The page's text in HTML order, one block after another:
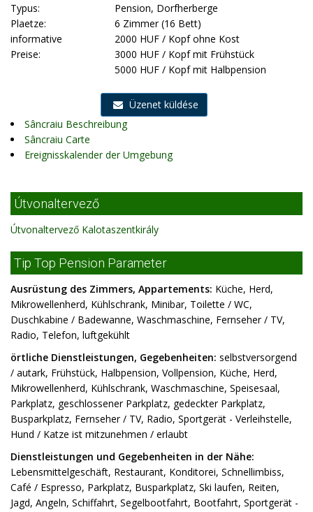
Typus:
Pension, Dorfherberge
Plaetze:
6 Zimmer (16 Bett)
informative
Preise:
2000 HUF / Kopf ohne Kost
3000 HUF / Kopf mit Frühstück
5000 HUF / Kopf mit Halbpension
Üzenet küldése
Sâncraiu Beschreibung
Sâncraiu Carte
Ereignisskalender der Umgebung
Útvonaltervező
Útvonaltervező Kalotaszentkirály
Tip Top Pension Parameter
Ausrüstung des Zimmers, Appartements: Küche, Herd,
Mikrowellenherd, Kühlschrank, Minibar, Toilette / WC,
Duschkabine / Badewanne, Waschmaschine, Fernseher / TV,
Radio, Telefon, luftgekühlt
örtliche Dienstleistungen, Gegebenheiten: selbstversorgend
/ autark, Frühstück, Halbpension, Vollpension, Küche, Herd,
Mikrowellenherd, Kühlschrank, Waschmaschine, Speisesaal,
Parkplatz, geschlossener Parkplatz, gedeckter Parkplatz,
Busparkplatz, Fernseher / TV, Radio, Sportgerät - Verleihstelle,
Hund / Katze ist mitzunehmen / erlaubt
Dienstleistungen und Gegebenheiten in der Nähe:
Lebensmittelgeschäft, Restaurant, Konditorei, Schnellimbiss,
Café / Espresso, Parkplatz, Busparkplatz, Ski laufen, Reiten,
Jagd, Angeln, Schiffahrt, Segelbootfahrt, Bootfahrt, Sportgerät -